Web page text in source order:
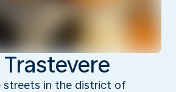
streets in the district of